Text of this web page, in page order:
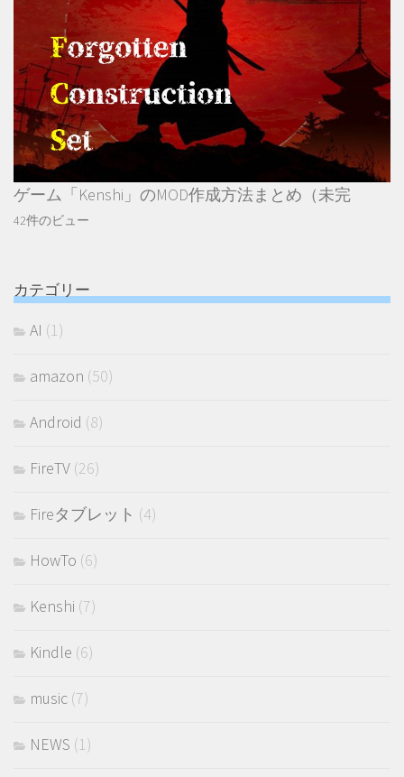
ゲーム「Kenshi」のMOD作成方法まとめ（未完
42件のビュー
カテゴリー
AI (1)
amazon (50)
Android (8)
FireTV (26)
Fireタブレット (4)
HowTo (6)
Kenshi (7)
Kindle (6)
music (7)
NEWS (1)